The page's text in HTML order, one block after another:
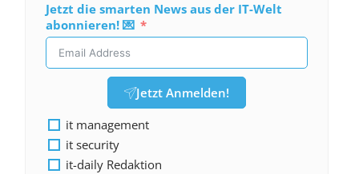
Jetzt die smarten News aus der IT-Welt
abonnieren! 💌
Jetzt Anmelden!
it management
it security
it-daily Redaktion